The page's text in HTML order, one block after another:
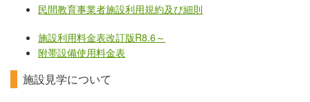
民間教育事業者施設利用規約及び細則
施設利用料金表改訂版R8.6～
附帯設備使用料金表
施設見学について